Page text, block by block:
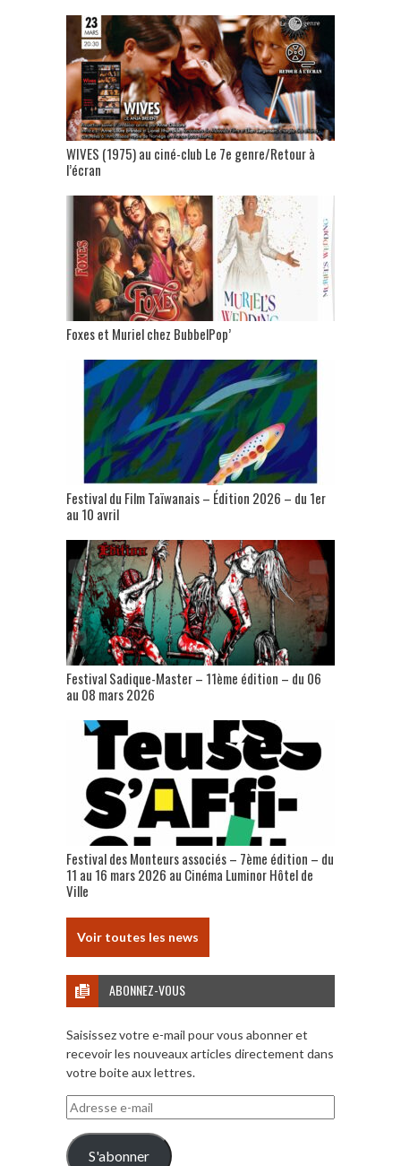
WIVES (1975) au ciné-club Le 7e genre/Retour à
l’écran
Foxes et Muriel chez BubbelPop’
Festival du Film Taïwanais – Édition 2026 – du 1er
au 10 avril
Festival Sadique-Master – 11ème édition – du 06
au 08 mars 2026
Festival des Monteurs associés – 7ème édition – du
11 au 16 mars 2026 au Cinéma Luminor Hôtel de
Ville
Voir toutes les news
ABONNEZ-VOUS
Saisissez votre e-mail pour vous abonner et
recevoir les nouveaux articles directement dans
votre boite aux lettres.
Adresse
e-
mail
S'abonner